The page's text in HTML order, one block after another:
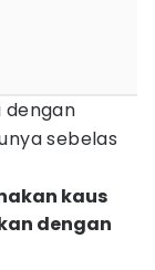
dengan
sebelas
kaus
dengan